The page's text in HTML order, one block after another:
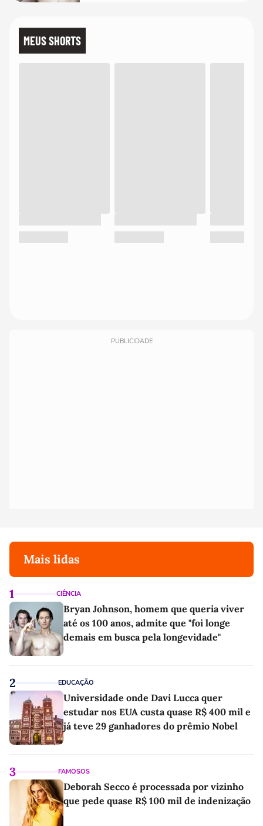
MEUS SHORTS
PUBLICIDADE
Mais lidas
1 CIÊNCIA
Bryan Johnson, homem que queria viver
até os 100 anos, admite que "foi longe
demais em busca pela longevidade"
2 EDUCAÇÃO
Universidade onde Davi Lucca quer
estudar nos EUA custa quase R$ 400 mil e
já teve 29 ganhadores do prêmio Nobel
3 FAMOSOS
Deborah Secco é processada por vizinho
que pede quase R$ 100 mil de indenização